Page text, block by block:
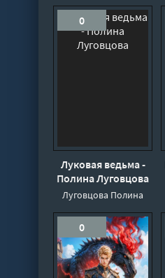
0
Луковая ведьма -
Полина Луговцова
Луговцова Полина
0